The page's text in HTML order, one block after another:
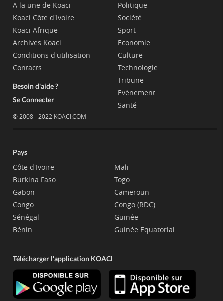
A la une de Koaci
Koaci Côte d'Ivoire
Koaci Afrique
Archives Koaci
Conditions d'utilisation
Contacts
Besoin d'aide ?
Se Connecter
© 2008 - 2022 KOACI.COM
Politique
Société
Sport
Economie
Culture
Technologie
Tribune
Evènement
Santé
Pays
Côte d'Ivoire
Burkina Faso
Gabon
Congo
Sénégal
Bénin
Mali
Togo
Cameroun
Congo (RDC)
Guinée
Guinée Equatorial
Télécharger l'application KOACI